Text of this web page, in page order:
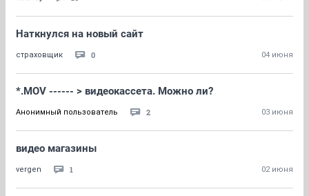
Наткнулся на новый сайт
страховщик 0 04 июня
*.MOV ------ > видеокассета. Можно ли?
Анонимный пользователь 2 03 июня
видео магазины
vergen 1 02 июня